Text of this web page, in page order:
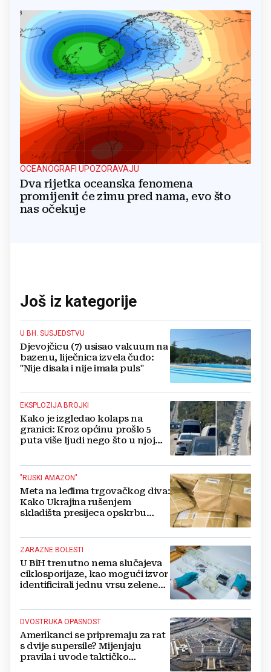
OCEANOGRAFI UPOZORAVAJU
Dva rijetka oceanska fenomena
promijenit će zimu pred nama, evo što
nas očekuje
Još iz kategorije
U BH. SUSJEDSTVU
Djevojčicu (7) usisao vakuum na
bazenu, liječnica izvela čudo:
"Nije disala i nije imala puls"
EKSPLOZIJA BROJKI
Kako je izgledao kolaps na
granici: Kroz općinu prošlo 5
puta više ljudi nego što u njoj
"RUSKI AMAZON"
Meta na leđima trgovačkog diva:
Kako Ukrajina rušenjem
skladišta presijeca opskrbu
ZARAZNE BOLESTI
U BiH trenutno nema slučajeva
ciklosporijaze, kao mogući izvor
identificirali jednu vrsu zelene
DVOSTRUKA OPASNOST
Amerikanci se pripremaju za rat
s dvije supersile? Mijenjaju
pravila i uvode taktičko